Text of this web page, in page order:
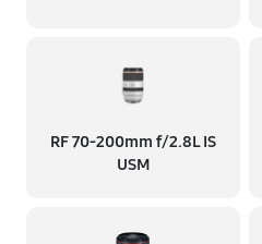
RF 70‑200mm f/2.8L IS
USM